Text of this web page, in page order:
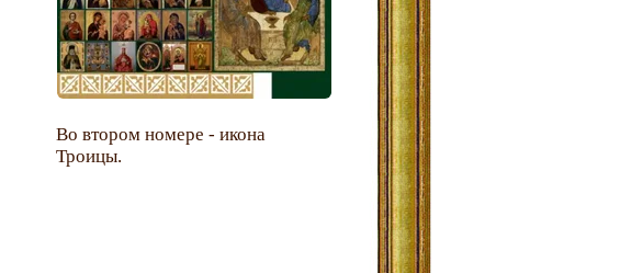
Во втором номере - икона
Троицы.